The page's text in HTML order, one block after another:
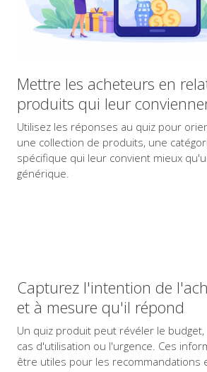
Mettre les acheteurs en
produits qui leur
Utilisez les réponses au quiz pour
une collection de produits, une
spécifique qui leur convient mieux
générique.
Capturez l'intention de
et à mesure qu'il répond
Un quiz produit peut révéler le
cas d'utilisation ou l'urgence. Ces
être utiles pour les recommandations